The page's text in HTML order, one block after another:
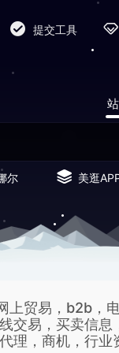
提交工具
尔 美逛
上贸易，b2b，
交易，买卖信
理，商机，行业